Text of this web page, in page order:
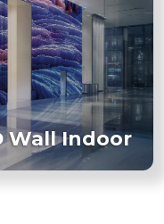
Wall Indoor